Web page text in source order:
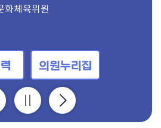
의원누리집
의원누리집
건설위원
의원누리집
의원누리집
의원누리집
의원누리집
의원누리집
의원누리집
체육위원
의원누리집
화체육위원
의원누리집
의원누리집
의원누리집
의원누리집
의원누리집
의원누리집
획행정위원
의원누리집
영위원
의원누리집
영위원
의원누리집
의원누리집
의원누리집
정위원
의원누리집
설위원
의원누리집
의원누리집
영위원
의원누리집
의원누리집
영위원
의원누리집
의원누리집
의원누리집
영위원
의원누리집
의원누리집
설위원
의원누리집